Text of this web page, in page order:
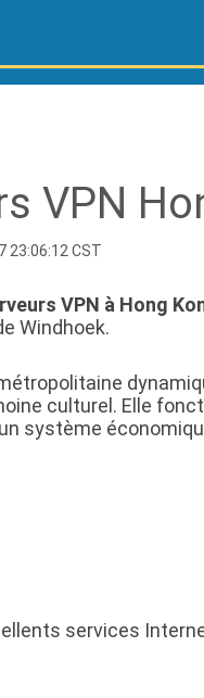
VPN
23:06:12 CST
VPN à Hong
Windhoek.
culturel. Elle
système
services